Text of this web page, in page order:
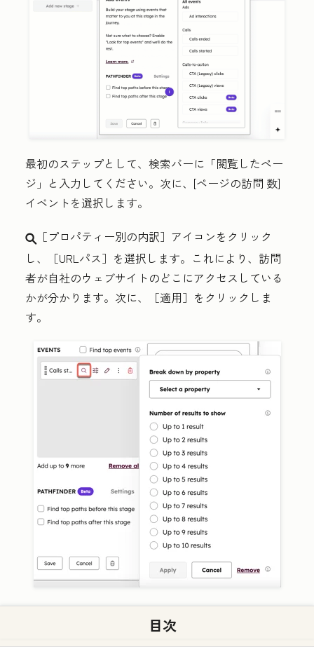
最初のステップとして、検索バーに「閲覧したペー
ジ 」と入力してください。次に、[ページの訪問 数]
イベントを選択します。
search
［プロパティー別の内訳］アイコンをクリック
し、［URLパス］ を選択します。これにより、訪問
者が自社のウェブサイトのどこにアクセスしている
かが分かります。次に、
［適用］をクリックしま
す。
2つ目のステージでは、[新しいステージを追加]をク
リックします。ポップアップボックス内の検索バー
目次